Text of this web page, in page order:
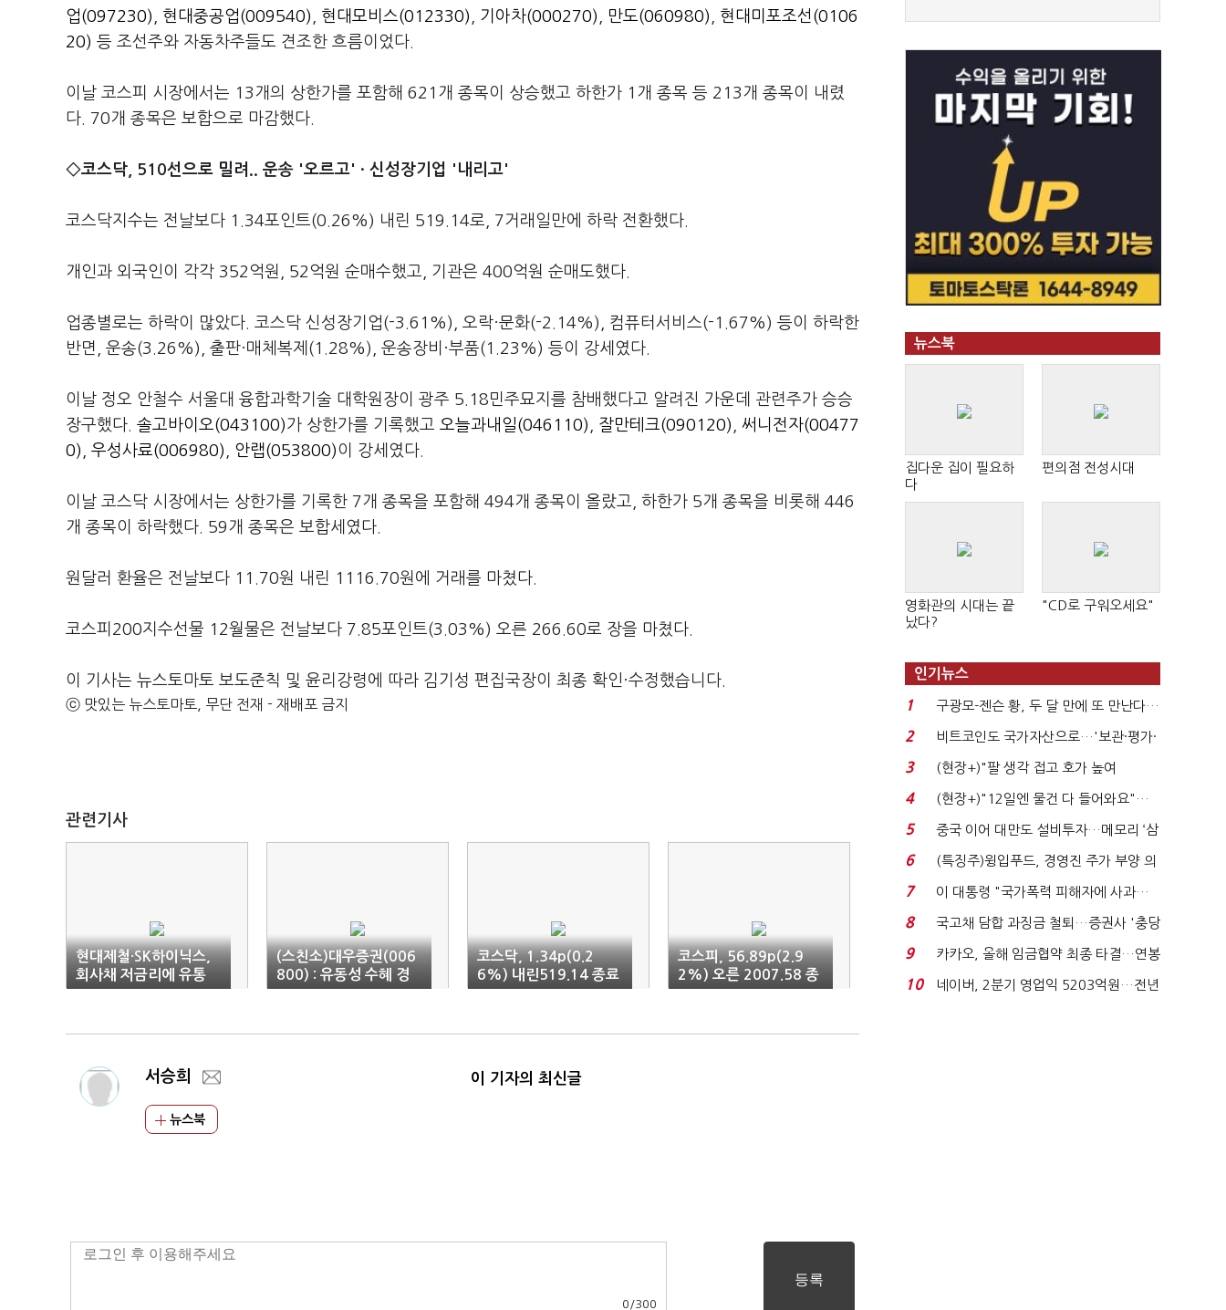
업(097230)
현대중공업(009540) 현대모비스(012330) 기아차(000270) 만도(060980)
현대미포조선(0106
20) 등 조선주와 자동차주들도 견조한 흐름이었다.
이날 코스피 시장에서는 13개의 상한가를 포함해 621개 종목이 상승했고 하한가 1개 종목 등 213개 종목이 내렸
다. 70개 종목은 보합으로 마감했다.
◇코스닥, 510선으로 밀려.. 운송 '오르고' · 신성장기업 '내리고'
코스닥지수는 전날보다 1.34포인트(0.26%) 내린 519.14로, 7거래일만에 하락 전환했다.
개인과 외국인이 각각 352억원, 52억원 순매수했고, 기관은 400억원 순매도했다.
업종별로는 하락이 많았다. 코스닥 신성장기업(-3.61%), 오락·문화(-2.14%), 컴퓨터서비스(-1.67%) 등이 하락한
반면, 운송(3.26%), 출판·매체복제(1.28%), 운송장비·부품(1.23%) 등이 강세였다.
이날 정오 안철수 서울대 융합과학기술 대학원장이 광주 5.18민주묘지를 참배했다고 알려진 가운데 관련주가 승승
장구했다. 솔고바이오(043100)가 상한가를 기록했고 오늘과내일(046110) 잘만테크(090120)
써니전자(00477
0)
우성사료(006980) 안랩(053800)이 강세였다.
이날 코스닥 시장에서는 상한가를 기록한 7개 종목을 포함해 494개 종목이 올랐고, 하한가 5개 종목을 비롯해 446
개 종목이 하락했다. 59개 종목은 보합세였다.
원달러 환율은 전날보다 11.70원 내린 1116.70원에 거래를 마쳤다.
코스피200지수선물 12월물은 전날보다 7.85포인트(3.03%) 오른 266.60로 장을 마쳤다.
이 기사는 뉴스토마토 보도준칙 및 윤리강령에 따라 김기성 편집국장이 최종 확인·수정했습니다.
ⓒ 맛있는 뉴스토마토, 무단 전재 - 재배포 금지
관련기사
현대제철·SK하이닉스,
회사채 저금리에 유통
(스친소)대우증권(006
800) : 유동성 수혜 경
기 민감주
코스닥, 1.34p(0.2
6%) 내린519.14 종료
코스피, 56.89p(2.9
2%) 오른 2007.58 종
료
서승희
뉴스북
이 기자의 최신글
0 /300
뉴스북
집다운 집이 필요하
다
편의점 전성시대
영화관의 시대는 끝
났다?
"CD로 구워오세요"
인기뉴스
1
구광모-젠슨 황, 두 달 만에 또 만난다…
로봇·AI 등 논...
2
비트코인도 국가자산으로…'보관·평가·
처분' 기준은 ...
3
(현장+)"팔 생각 접고 호가 높여
요"…'덜 똘똘한 한 채' 20...
4
(현장+)"12일엔 물건 다 들어와요"…
빈 매대 채우며 문 연 ...
5
중국 이어 대만도 설비투자…메모리 ‘삼
국전쟁’
6
(특징주)윙입푸드, 경영진 주가 부양 의
지에 상한가...
7
이 대통령 "국가폭력 피해자에 사과…
적극적 조사로 진...
8
국고채 담합 과징금 철퇴…증권사 '충당
금 폭탄' 우려...
9
카카오, 올해 임금협약 최종 타결…연봉
6.3% 인상·격려...
10
네이버, 2분기 영업익 5203억원…전년